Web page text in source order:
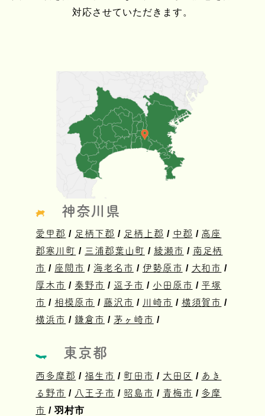
対応させていただきます。
神奈川県
愛甲郡 / 足柄下郡 / 足柄上郡 / 中郡 / 高座
郡寒川町 / 三浦郡葉山町 / 綾瀬市 / 南足柄
市 / 座間市 / 海老名市 / 伊勢原市 / 大和市 /
厚木市 / 秦野市 / 逗子市 / 小田原市 / 平塚
市 / 相模原市 / 藤沢市 / 川崎市 / 横須賀市 /
横浜市 / 鎌倉市 / 茅ヶ崎市 /
東京都
西多摩郡 / 福生市 / 町田市 / 大田区 / あき
る野市 / 八王子市 / 昭島市 / 青梅市 / 多摩
市 / 羽村市